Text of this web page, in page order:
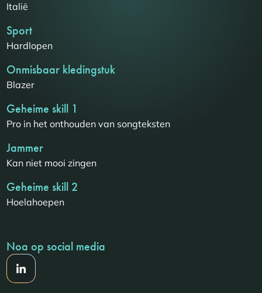
Italië
Sport
Hardlopen
Onmisbaar kledingstuk
Blazer
Geheime skill 1
Pro in het onthouden van songteksten
Jammer
Kan niet mooi zingen
Geheime skill 2
Hoelahoepen
Noa op social media